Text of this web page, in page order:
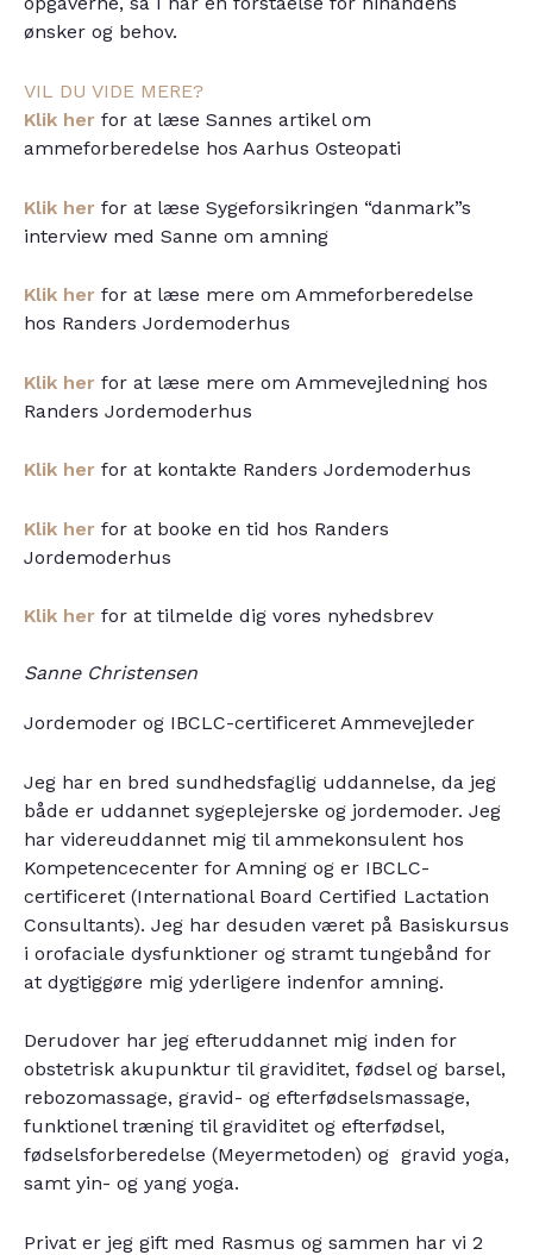
ønsker og behov.
VIL DU VIDE MERE?
Klik her for at læse Sannes artikel om
ammeforberedelse hos Aarhus Osteopati
Klik her for at læse Sygeforsikringen “danmark”s
interview med Sanne om amning
Klik her for at læse mere om Ammeforberedelse
hos Randers Jordemoderhus
Klik her for at læse mere om Ammevejledning hos
Randers Jordemoderhus
Klik her for at kontakte Randers Jordemoderhus
Klik her for at booke en tid hos Randers
Jordemoderhus
Klik her for at tilmelde dig vores nyhedsbrev
Sanne Christensen
Jordemoder og IBCLC-certificeret Ammevejleder
Jeg har en bred sundhedsfaglig uddannelse, da jeg
både er uddannet sygeplejerske og jordemoder. Jeg
har videreuddannet mig til ammekonsulent hos
Kompetencecenter for Amning og er IBCLC-
certificeret (International Board Certified Lactation
Consultants). Jeg har desuden været på Basiskursus
i orofaciale dysfunktioner og stramt tungebånd for
at dygtiggøre mig yderligere indenfor amning.
Derudover har jeg efteruddannet mig inden for
obstetrisk akupunktur til graviditet, fødsel og barsel,
rebozomassage, gravid- og efterfødselsmassage,
funktionel træning til graviditet og efterfødsel,
fødselsforberedelse (Meyermetoden) og gravid yoga,
samt yin- og yang yoga.
Privat er jeg gift med Rasmus og sammen har vi 2